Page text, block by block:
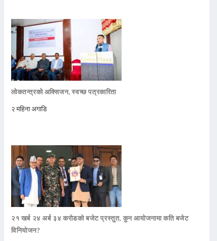
लोकतन्त्रको अक्सिजन, स्वच्छ पत्रकारिता
२ महिना अगाडि
२१ खर्ब २४ अर्ब ३४ करोडको बजेट प्रस्तुत, कुन आयोजनामा कति बजेट
विनियोजन?